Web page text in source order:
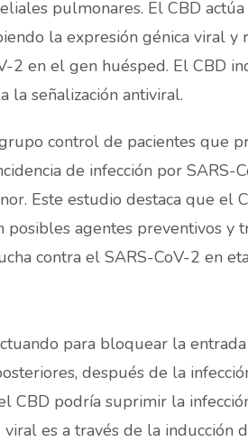
pulmonares. El CBD
la expresión génica viral y
2 en el gen huésped. El CBD
señalización antiviral.
control de pacientes que
de infección por SARS-
Este estudio destaca que el
posibles agentes preventivos y
contra el SARS-CoV-2 en
para bloquear la
después de la
CBD podría suprimir la
es a través de la inducción